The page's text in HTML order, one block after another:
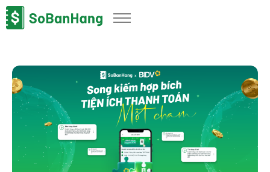
Sản phẩm
Bảng giá
Blog
Thông tin thuế
Về chúng tôi